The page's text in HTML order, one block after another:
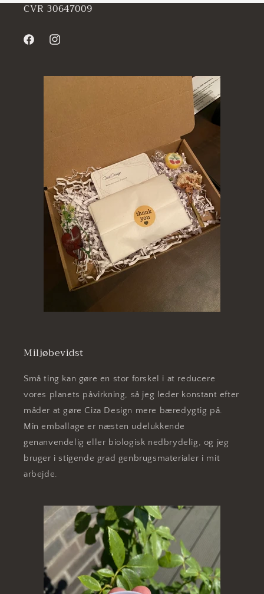
CVR 30647009
FacebookInstagram
Miljøbevidst
Små ting kan gøre en stor forskel i at reducere
vores planets påvirkning, så jeg leder konstant efter
måder at gøre Ciza Design mere bæredygtig på.
Min emballage er næsten udelukkende
genanvendelig eller biologisk nedbrydelig, og jeg
bruger i stigende grad genbrugsmaterialer i mit
arbejde.